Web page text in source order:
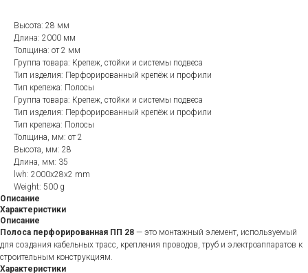
Высота: 28 мм
Длина: 2000 мм
Толщина: от 2 мм
Группа товара: Крепеж, стойки и системы подвеса
Тип изделия: Перфорированный крепёж и профили
Тип крепежа: Полосы
Группа товара: Крепеж, стойки и системы подвеса
Тип изделия: Перфорированный крепёж и профили
Тип крепежа: Полосы
Толщина, мм: от 2
Высота, мм: 28
Длина, мм: 35
lwh: 2000x28x2 mm
Weight: 500 g
Описание
Характеристики
Описание
Полоса перфорированная ПП 28 — это монтажный элемент, используемый
для создания кабельных трасс, крепления проводов, труб и электроаппаратов к
строительным конструкциям.
Характеристики